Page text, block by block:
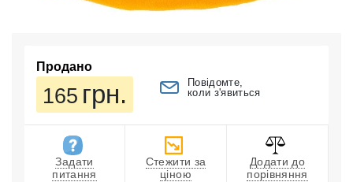
Продано
165 грн.
Повідомте,
коли з'явиться
Задати
питання
Стежити за
ціною
Додати до
порівняння